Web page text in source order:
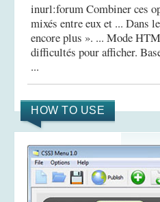
inurl:forum Combiner ces
mixés entre eux et ... Dans
encore plus ». ... Mode
difficultés pour afficher.
...
HOW TO USE